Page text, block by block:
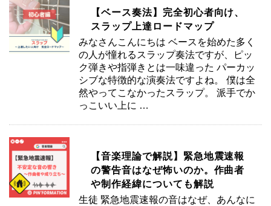
【ベース奏法】完全初心者向け、
スラップ上達ロードマップ
みなさんこんにちは ベースを始めた多く
の人が憧れるスラップ奏法ですが、ピッ
ク弾きや指弾きとは一味違った パーカッ
シブな特徴的な演奏法ですよね。 僕は全
然やってこなかったスラップ。 派手でか
っこいい上に …
【音楽理論で解説】緊急地震速報
の警告音はなぜ怖いのか。作曲者
や制作経緯についても解説
生徒 緊急地震速報の音はなぜ、あんなに